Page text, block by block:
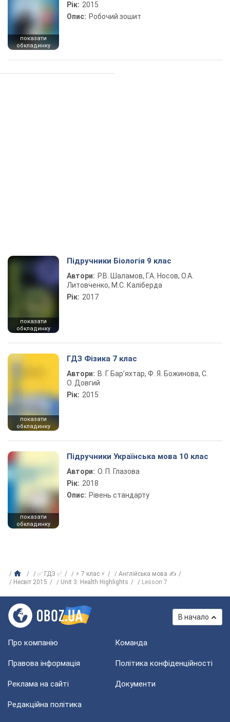
показати
обкладинку
Рік: 2015
Опис: Робочий зошит
показати
обкладинку
Підручники Біологія 9 клас
Автори: Р.В. Шаламов, Г.А. Носов, О.А.
Литовченко, М.С. Каліберда
Рік: 2017
показати
обкладинку
ГДЗ Фізика 7 клас
Автори: В. Г. Бар’яхтар, Ф. Я. Божинова, С.
О. Довгий
Рік: 2015
показати
обкладинку
Підручники Українська мова 10 клас
Автори: О. П. Глазова
Рік: 2018
Опис: Рівень стандарту
✅ ГДЗ ✅ ⚡ 7 клас ⚡
Англійська мова ✍
Несвіт 2015
Unit 3. Health Highlights Lesson 7
В начало
Про компанію Команда
Правова інформація Політика конфіденційності
Реклама на сайті Документи
Редакційна політика